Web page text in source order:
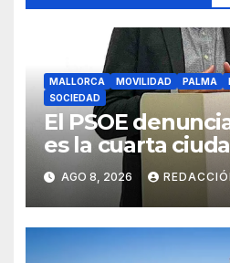
MALLORCA MOVILIDAD PALMA
SOCIEDAD
El PSOE
es la cuarta
atascos por el
Galmés
AGO 8, 2026